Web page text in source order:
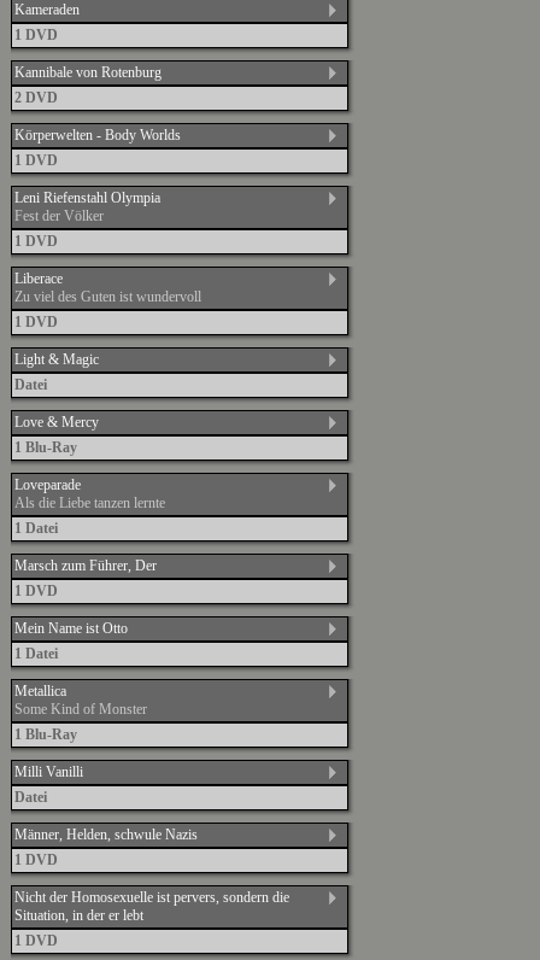
Kameraden
1 DVD
Kannibale von Rotenburg
2 DVD
Körperwelten - Body Worlds
1 DVD
Leni Riefenstahl Olympia
Fest der Völker
1 DVD
Liberace
Zu viel des Guten ist wundervoll
1 DVD
Light & Magic
Datei
Love & Mercy
1 Blu-Ray
Loveparade
Als die Liebe tanzen lernte
1 Datei
Marsch zum Führer, Der
1 DVD
Mein Name ist Otto
1 Datei
Metallica
Some Kind of Monster
1 Blu-Ray
Milli Vanilli
Datei
Männer, Helden, schwule Nazis
1 DVD
Nicht der Homosexuelle ist pervers, sondern die
Situation, in der er lebt
1 DVD